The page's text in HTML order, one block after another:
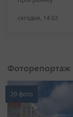
сегодня, 14:02
Фоторепортаж
20 фото